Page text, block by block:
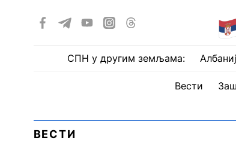
СПН у другим земљама:
Вести
ВЕСТИ